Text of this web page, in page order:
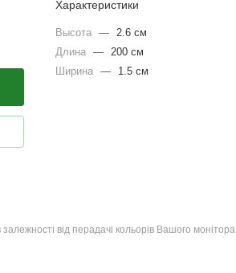
Характеристики
Высота — 2.6 см
Длина — 200 см
Ширина — 1.5 см
від перадачі кольорів Вашого монітора